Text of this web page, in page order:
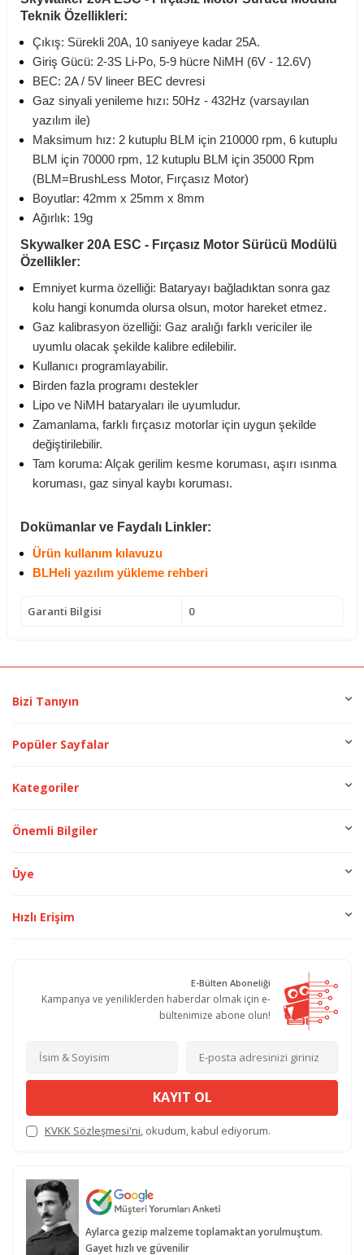
Teknik Özellikleri:
Çıkış: Sürekli 20A, 10 saniyeye kadar 25A.
Giriş Gücü: 2-3S Li-Po, 5-9 hücre NiMH (6V - 12.6V)
BEC: 2A / 5V lineer BEC devresi
Gaz sinyali yenileme hızı: 50Hz - 432Hz (varsayılan
yazılım ile)
Maksimum hız: 2 kutuplu BLM için 210000 rpm, 6 kutuplu
BLM için 70000 rpm, 12 kutuplu BLM için 35000 Rpm
(BLM=BrushLess Motor, Fırçasız Motor)
Boyutlar: 42mm x 25mm x 8mm
Ağırlık: 19g
Skywalker 20A ESC - Fırçasız Motor Sürücü Modülü
Özellikler:
Emniyet kurma özelliği: Bataryayı bağladıktan sonra gaz
kolu hangi konumda olursa olsun, motor hareket etmez.
Gaz kalibrasyon özelliği: Gaz aralığı farklı vericiler ile
uyumlu olacak şekilde kalibre edilebilir.
Kullanıcı programlayabilir.
Birden fazla programı destekler
Lipo ve NiMH bataryaları ile uyumludur.
Zamanlama, farklı fırçasız motorlar için uygun şekilde
değiştirilebilir.
Tam koruma: Alçak gerilim kesme koruması, aşırı ısınma
koruması, gaz sinyal kaybı koruması.
Dokümanlar ve Faydalı Linkler:
Ürün kullanım kılavuzu
BLHeli yazılım yükleme rehberi
Garanti Bilgisi 0
Bizi Tanıyın
Popüler Sayfalar
Kategoriler
Önemli Bilgiler
Üye
Hızlı Erişim
E-Bülten Aboneliği
Kampanya ve yeniliklerden haberdar olmak için e-
bültenimize abone olun!
KAYIT OL
KVKK Sözleşmesi'ni , okudum, kabul ediyorum.
Aylarca gezip malzeme toplamaktan yorulmuştum.
Gayet hızlı ve güvenilir